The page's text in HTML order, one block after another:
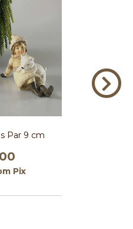
Par 9 cm
Pix